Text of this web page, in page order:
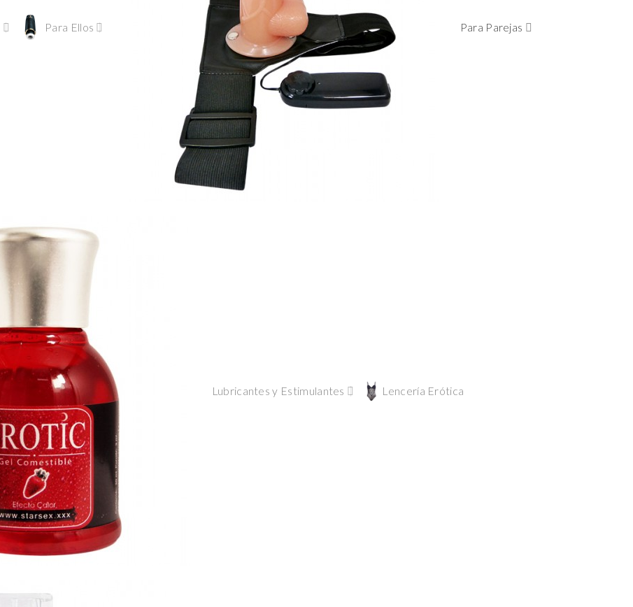
Para Ellos Para Parejas
Lubricantes y Estimulantes Lencería Erótica